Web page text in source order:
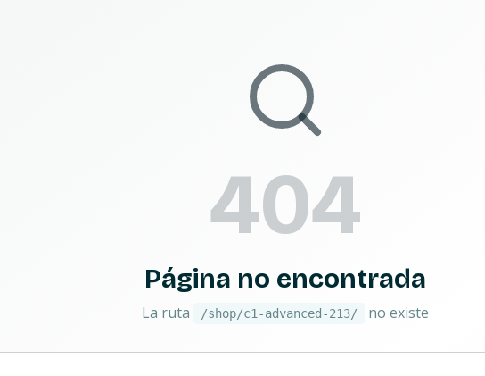
404
Página no encontrada
La ruta /shop/c1-advanced-213/ no existe